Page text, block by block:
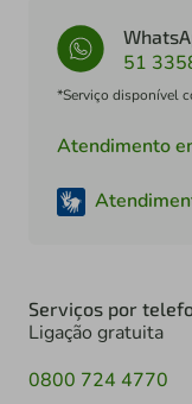
51
*Serviço disponível
Atendimento
Serviços por
Ligação gratuita
0800 724 4770